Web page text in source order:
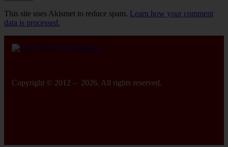
This site uses Akismet to reduce spam. Learn how your comment
data is processed.
Copyright © 2012 – 2026. All rights reserved.